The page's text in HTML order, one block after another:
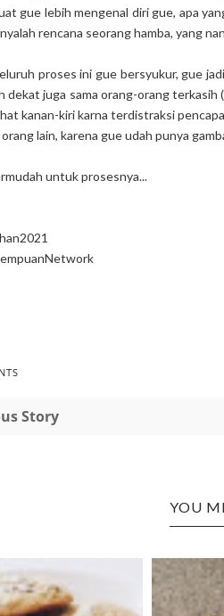
gue lebih mengenal diri gue, apa
rencana seorang hamba, yang
proses ini gue bersyukur, gue
dekat juga sama orang-orang terkasih (
kanan-kiri karna terdistraksi
lain, karena gue udah punya
untuk prosesnya...
Story
YOU